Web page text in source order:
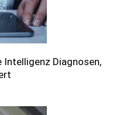
Intelligenz Diagnosen,